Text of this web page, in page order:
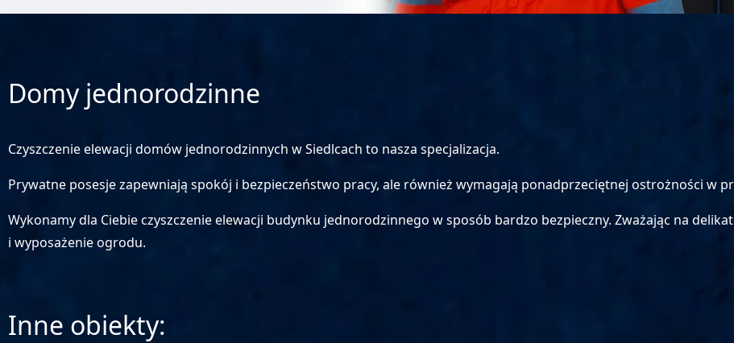
Domy jednorodzinne
Czyszczenie elewacji domów jednorodzinnych w Siedlcach to nasza specjalizacja.
Prywatne posesje zapewniają spokój i bezpieczeństwo pracy, ale również wymagają ponadprzeciętnej ostrożności w
Wykonamy dla Ciebie czyszczenie elewacji budynku jednorodzinnego w sposób bardzo bezpieczny. Zważając na
i wyposażenie ogrodu.
Inne obiekty: